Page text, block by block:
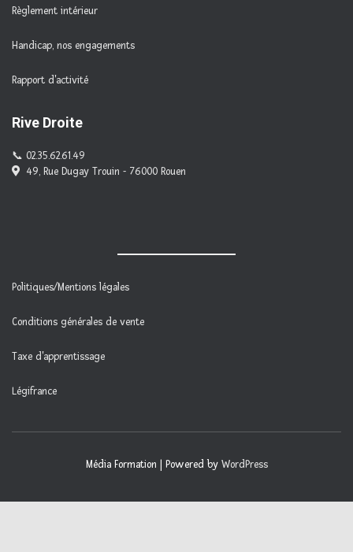
Règlement intérieur
Handicap, nos engagements
Rapport d'activité
Rive Droite
02.35.62.61.49
49, Rue Dugay Trouin - 76000 Rouen
Politiques/Mentions légales
Conditions générales de vente
Taxe d'apprentissage
Légifrance
Média Formation | Powered by WordPress